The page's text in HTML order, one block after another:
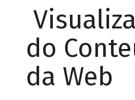
do
da Web